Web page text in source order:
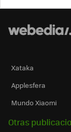
Xataka
Applesfera
Mundo Xiaomi
Otras